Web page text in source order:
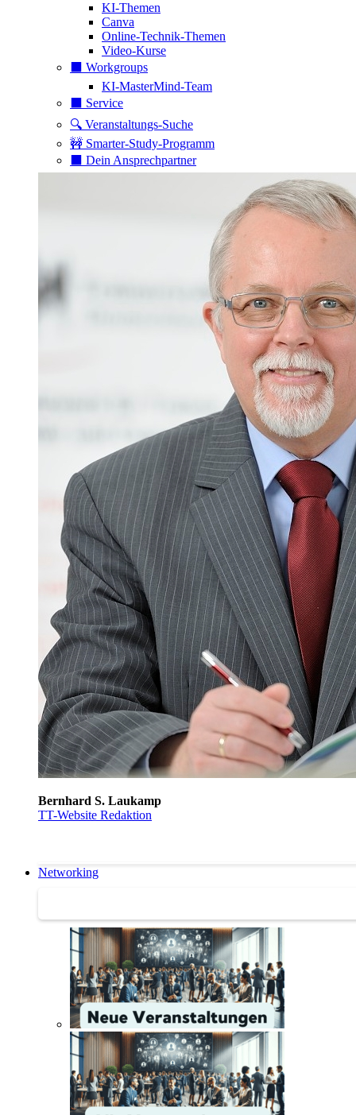
KI-Themen
Canva
Online-Technik-Themen
Video-Kurse
⬛️ Workgroups
KI-MasterMind-Team
⬛️ Service
🔍 Veranstaltungs-Suche
🚧 Smarter-Study-Programm
⬛️ Dein Ansprechpartner
Bernhard S. Laukamp
TT-Website Redaktion
Networking